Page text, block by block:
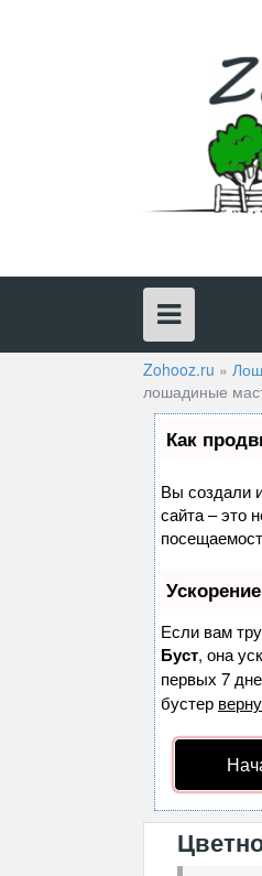
Zohooz.ru »
лошадиные
Как
Вы создали
сайта – это
Если вам
Буст, она
первых 7
бустер